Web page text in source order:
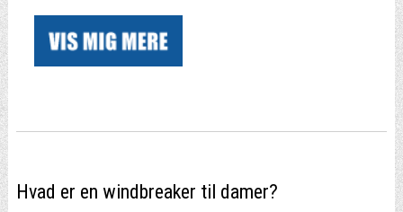
Hvad er en windbreaker til damer?